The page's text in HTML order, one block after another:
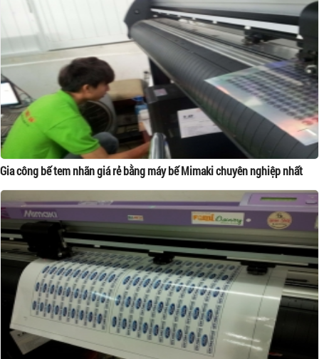
Gia công bế tem nhãn giá rẻ bằng máy bế Mimaki chuyên nghiệp nhất